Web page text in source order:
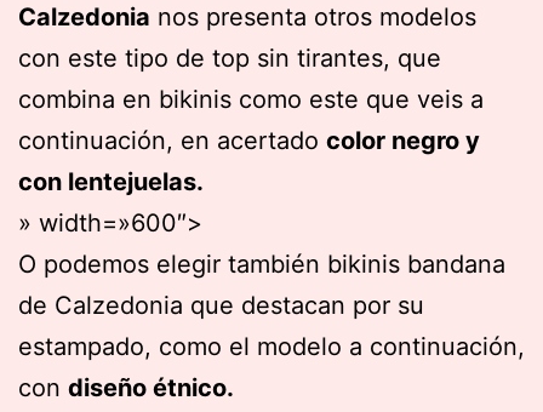
Calzedonia nos presenta otros modelos
con este tipo de top sin tirantes, que
combina en bikinis como este que veis a
continuación, en acertado color negro y
con lentejuelas.
» width=»600″>
O podemos elegir también bikinis bandana
de Calzedonia que destacan por su
estampado, como el modelo a continuación,
con diseño étnico.